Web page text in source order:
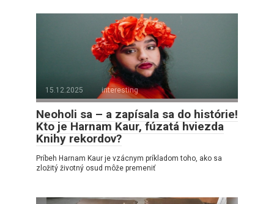
15.12.2025 interesting
Neoholi sa – a zapísala sa do histórie!
Kto je Harnam Kaur, fúzatá hviezda
Knihy rekordov?
Príbeh Harnam Kaur je vzácnym príkladom toho, ako sa
zložitý životný osud môže premeniť